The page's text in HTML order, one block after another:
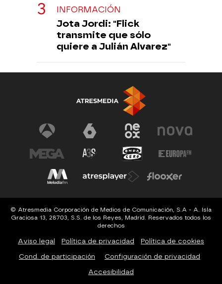
INFORMACIÓN
Jota Jordi: "Flick
transmite que sólo
quiere a Julián Alvarez"
© Atresmedia Corporación de Medios de Comunicación, S.A - A. Isla
Graciosa 13, 28703, S.S. de los Reyes, Madrid. Reservados todos los
derechos
Aviso legal Política de privacidad Política de cookies
Cond. de participación Configuración de privacidad
Accesibilidad